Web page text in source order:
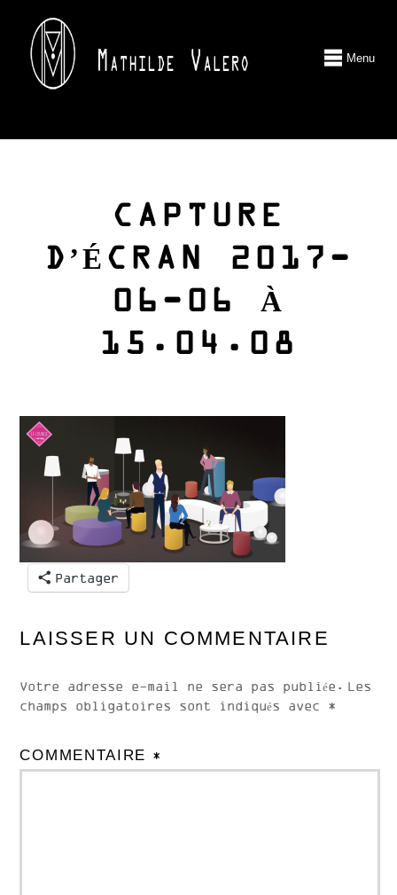
Menu
CAPTURE
D’ÉCRAN 2017-
06-06 À
15.04.08
Partager
LAISSER UN COMMENTAIRE
Votre adresse e-mail ne sera pas publiée. Les
champs obligatoires sont indiqués avec *
COMMENTAIRE *